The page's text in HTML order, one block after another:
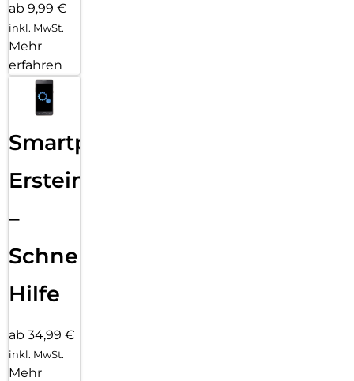
ab 9,99 €
inkl. MwSt.
Mehr
erfahren
Smartphone
Ersteinrichtung
–
Schnelle
Hilfe
ab 34,99 €
inkl. MwSt.
Mehr